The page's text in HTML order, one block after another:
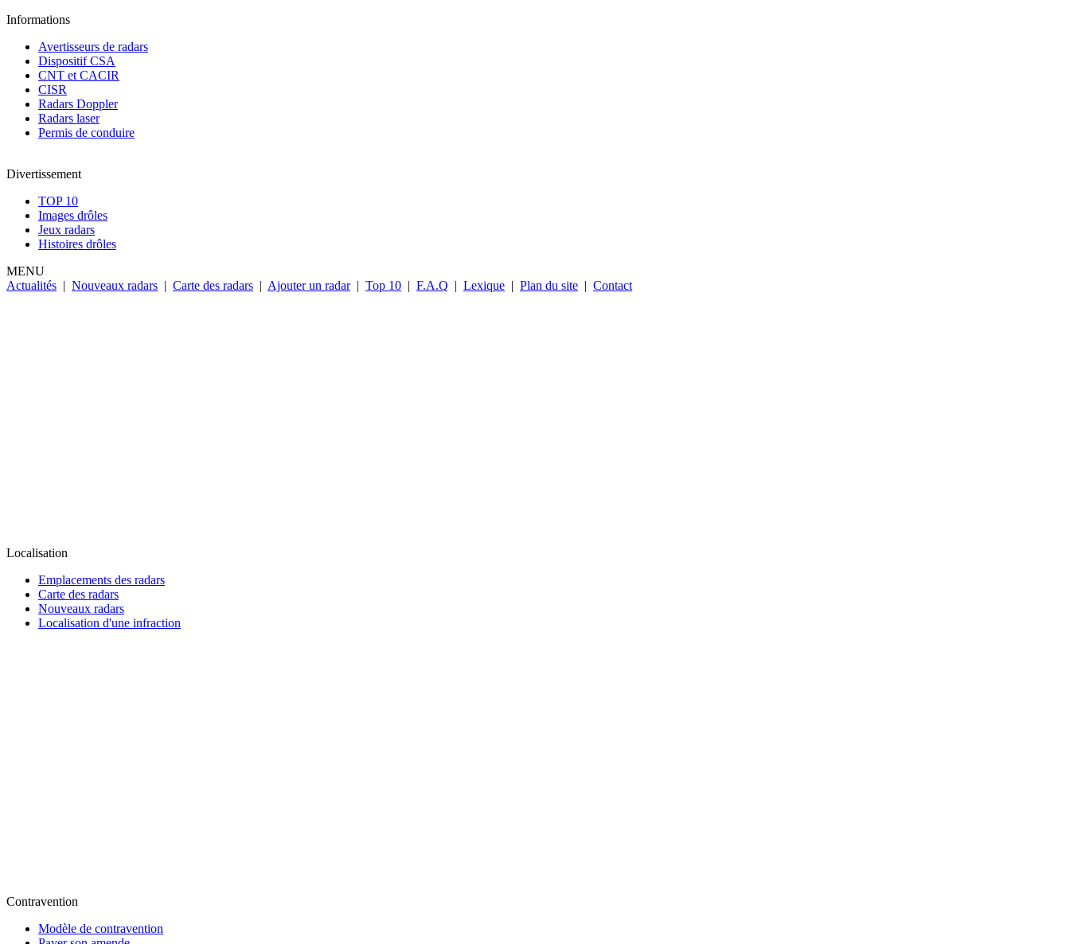
Informations
Avertisseurs de radars
Dispositif CSA
CNT et CACIR
CISR
Radars Doppler
Radars laser
Permis de conduire
Divertissement
TOP 10
Images drôles
Jeux radars
Histoires drôles
MENU
Actualités | Nouveaux radars | Carte des radars | Ajouter un radar | Top 10 | F.A.Q | Lexique | Plan du site | Contact
Localisation
Emplacements des radars
Carte des radars
Nouveaux radars
Localisation d'une infraction
Contravention
Modèle de contravention